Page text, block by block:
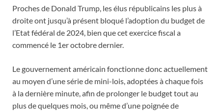
Proches de Donald Trump, les élus républicains les plus à
droite ont jusqu’à présent bloqué l’adoption du budget de
l’Etat fédéral de 2024, bien que cet exercice fiscal a
commencé le 1er octobre dernier.
Le gouvernement américain fonctionne donc actuellement
au moyen d’une série de mini-lois, adoptées à chaque fois
à la dernière minute, afin de prolonger le budget tout au
plus de quelques mois, ou même d’une poignée de